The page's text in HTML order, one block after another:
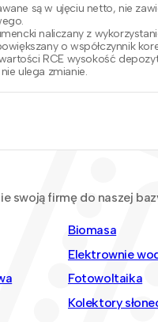
są w ujęciu netto, nie
naliczany z
o współczynnik
RCE wysokość
ulega zmianie.
swoją firmę do naszej
Biomasa
Elektrownie
Fotowoltaika
Kolektory